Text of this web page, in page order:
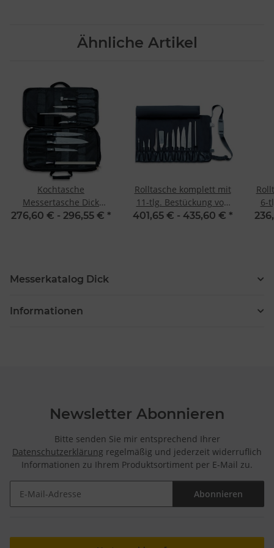
Ähnliche Artikel
Kochtasche
Messertasche Dick
Culinary Bag 8-teilig
276,60 € - 296,55 € *
Rolltasche komplett mit
11-tlg. Bestückung von
Dick
401,65 € - 435,60 € *
6-
Messerkatalog Dick
Informationen
Newsletter Abonnieren
Bitte senden Sie mir entsprechend Ihrer
Datenschutzerklärung regelmäßig und jederzeit widerruflich
Informationen zu Ihrem Produktsortiment per E-Mail zu.
Abonnieren